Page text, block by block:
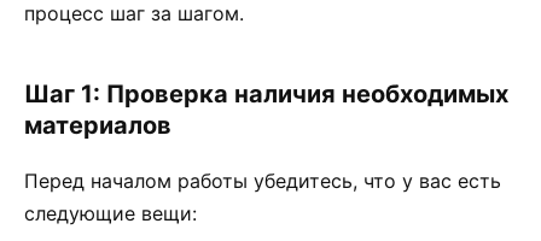
процесс шаг за шагом.
Шаг 1: Проверка наличия необходимых
материалов
Перед началом работы убедитесь, что у вас есть
следующие вещи: